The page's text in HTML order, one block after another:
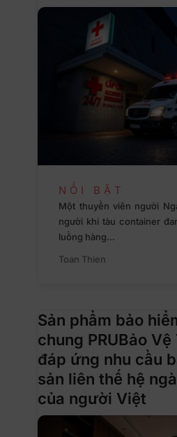
NỔI BẬT
Một thuyền viên người
người khi tàu container
luồng hàng…
Toan Thien
Sản phẩm bảo
chung PRUBảo
đáp ứng nhu cầu
sản liên thế hệ
của người Việt